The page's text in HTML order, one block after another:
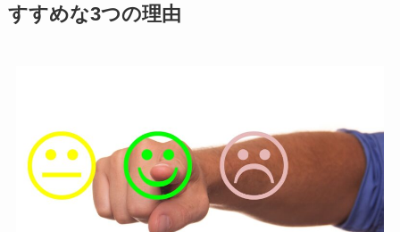
すすめな3つの理由